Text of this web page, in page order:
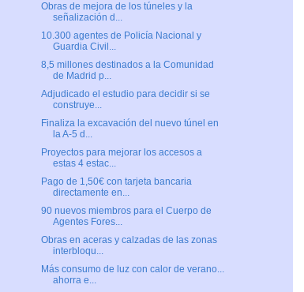
Obras de mejora de los túneles y la
señalización d...
10.300 agentes de Policía Nacional y
Guardia Civil...
8,5 millones destinados a la Comunidad
de Madrid p...
Adjudicado el estudio para decidir si se
construye...
Finaliza la excavación del nuevo túnel en
la A-5 d...
Proyectos para mejorar los accesos a
estas 4 estac...
Pago de 1,50€ con tarjeta bancaria
directamente en...
90 nuevos miembros para el Cuerpo de
Agentes Fores...
Obras en aceras y calzadas de las zonas
interbloqu...
Más consumo de luz con calor de verano...
ahorra e...